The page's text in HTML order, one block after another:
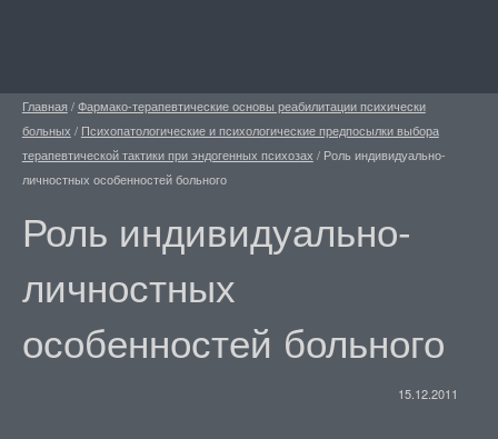
Главная /Фармако-терапевтические основы реабилитации психически
больных / Психопатологические и психологические предпосылки выбора
терапевтической тактики при эндогенных психозах / Роль индивидуально-
личностных особенностей больного
Роль индивидуально-
личностных
особенностей больного
15.12.2011